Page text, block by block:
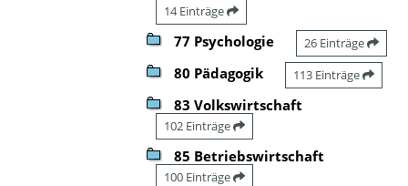
14 Einträge
77 Psychologie 26 Einträge
80 Pädagogik 113 Einträge
83 Volkswirtschaft
102 Einträge
85 Betriebswirtschaft
100 Einträge